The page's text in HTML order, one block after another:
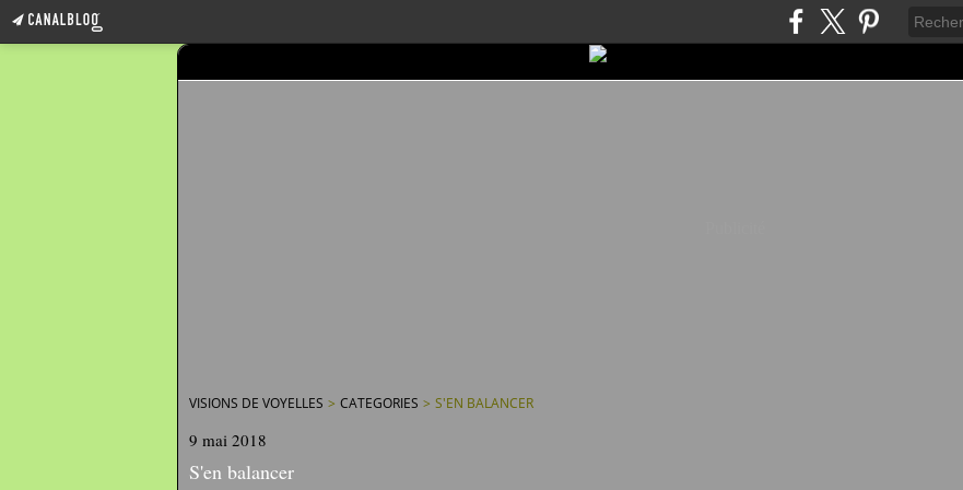
VISIONS DE VOYELLES > CATEGORIES > S'EN BALANCER
9 mai 2018
S'en balancer